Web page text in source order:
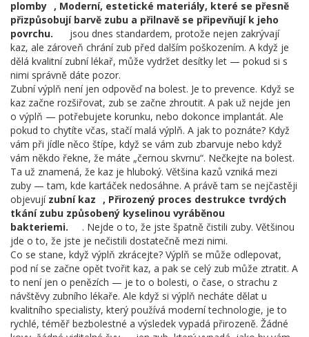
plomby , Moderní, estetické materiály, které se přesně
přizpůsobují barvě zubu a přilnavě se připevňují k jeho
povrchu.
jsou dnes standardem, protože nejen zakrývají
kaz, ale zároveň chrání zub před dalším poškozením. A když je
dělá kvalitní zubní lékař, může vydržet desítky let — pokud si s
nimi správně dáte pozor.
Zubní výplň není jen odpověď na bolest. Je to prevence. Když se
kaz začne rozšiřovat, zub se začne zhroutit. A pak už nejde jen
o výplň — potřebujete korunku, nebo dokonce implantát. Ale
pokud to chytíte včas, stačí malá výplň. A jak to poznáte? Když
vám při jídle něco štípe, když se vám zub zbarvuje nebo když
vám někdo řekne, že máte „černou skvrnu“. Nečkejte na bolest.
Ta už znamená, že kaz je hluboký. Většina kazů vzniká mezi
zuby — tam, kde kartáček nedosáhne. A právě tam se nejčastěji
objevují zubní kaz , Přirozený proces destrukce tvrdých
tkání zubu způsobený kyselinou vyráběnou
bakteriemi.
. Nejde o to, že jste špatně čistili zuby. Většinou
jde o to, že jste je nečistili dostatečně mezi nimi.
Co se stane, když výplň zkrácejte? Výplň se může odlepovat,
pod ní se začne opět tvořit kaz, a pak se celý zub může ztratit. A
to není jen o penězích — je to o bolesti, o čase, o strachu z
návštěvy zubního lékaře. Ale když si výplň necháte dělat u
kvalitního specialisty, který používá moderní technologie, je to
rychlé, téměř bezbolestné a výsledek vypadá přirozeně. Žádné